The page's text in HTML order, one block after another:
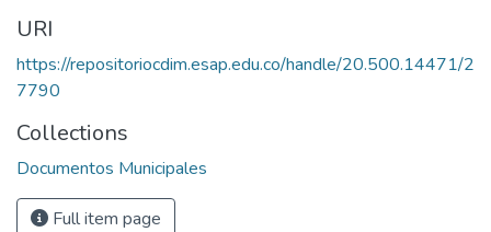
URI
https://repositoriocdim.esap.edu.co/handle/20.500.14471/2
7790
Collections
Documentos Municipales
Full item page